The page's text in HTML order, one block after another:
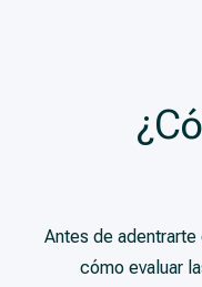
Antes de
cómo evaluar